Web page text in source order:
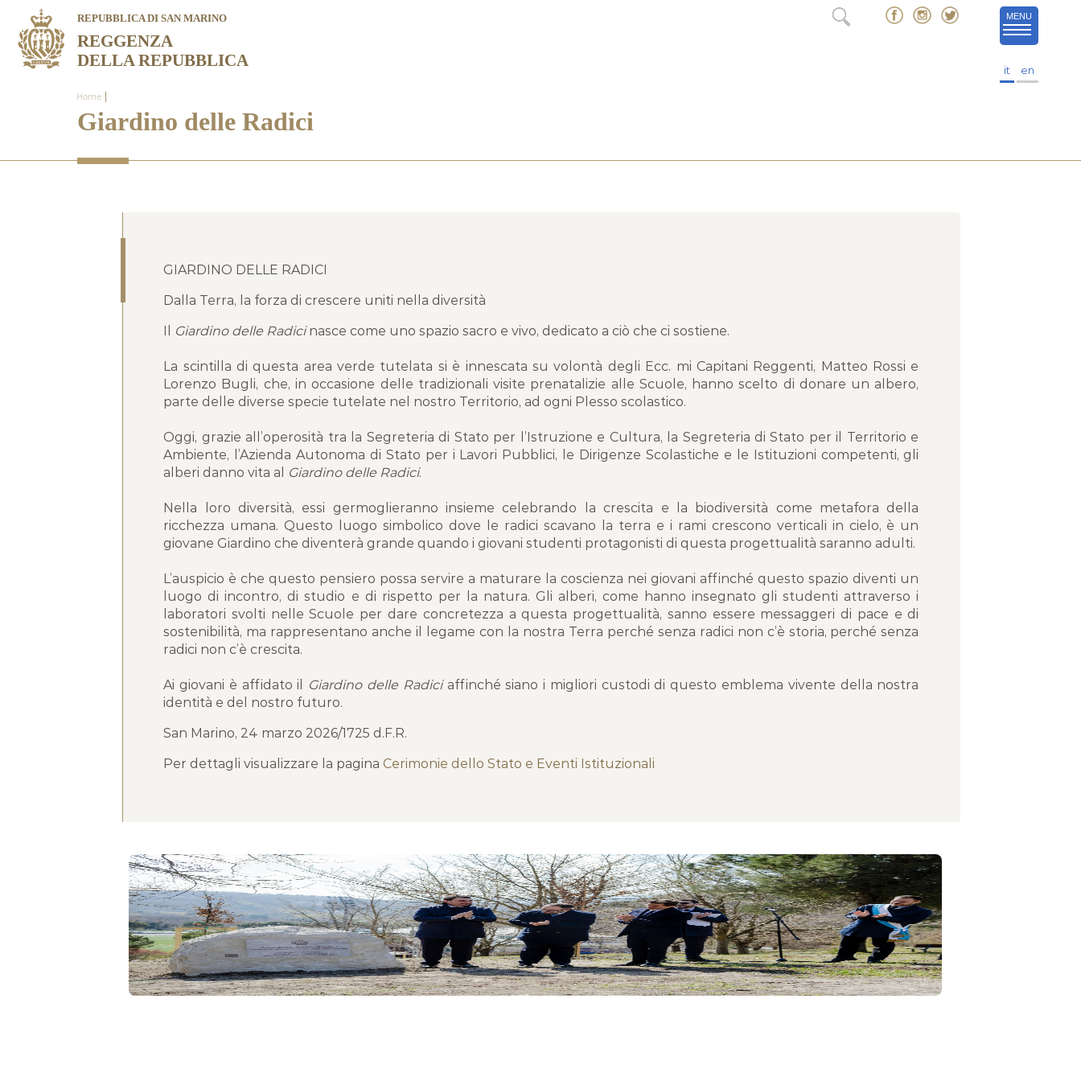
REPUBBLICA DI SAN MARINO
REGGENZA
DELLA REPUBBLICA
MENU
it en
Home
Giardino delle Radici
GIARDINO DELLE RADICI
Dalla Terra, la forza di crescere uniti nella diversità
Il Giardino delle Radicinasce come uno spazio sacro e vivo, dedicato a ciò che ci sostiene.
La scintilla di questa area verde tutelata si è innescata su volontà degli Ecc. mi Capitani Reggenti, Matteo Rossi e
Lorenzo Bugli, che, in occasione delle tradizionali visite prenatalizie alle Scuole, hanno scelto di donare un albero,
parte delle diverse specie tutelate nel nostro Territorio, ad ogni Plesso scolastico.
Oggi, grazie all’operosità tra la Segreteria di Stato per l’Istruzione e Cultura, la Segreteria di Stato per il Territorio e
Ambiente, l’Azienda Autonoma di Stato per i Lavori Pubblici, le Dirigenze Scolastiche e le Istituzioni competenti, gli
alberi danno vita al Giardino delle Radici.
Nella loro diversità, essi germoglieranno insieme celebrando la crescita e la biodiversità come metafora della
ricchezza umana. Questo luogo simbolico dove le radici scavano la terra e i rami crescono verticali in cielo, è un
giovane Giardino che diventerà grande quando i giovani studenti protagonisti di questa progettualità saranno adulti.
L’auspicio è che questo pensiero possa servire a maturare la coscienza nei giovani affinché questo spazio diventi un
luogo di incontro, di studio e di rispetto per la natura. Gli alberi, come hanno insegnato gli studenti attraverso i
laboratori svolti nelle Scuole per dare concretezza a questa progettualità, sanno essere messaggeri di pace e di
sostenibilità, ma rappresentano anche il legame con la nostra Terra perché senza radici non c’è storia, perché senza
radici non c’è crescita.
Ai giovani è affidato il Giardino delle Radiciaffinché siano i migliori custodi di questo emblema vivente della nostra
identità e del nostro futuro.
San Marino, 24 marzo 2026/1725 d.F.R.
Per dettagli visualizzare la pagina Cerimonie dello Stato e Eventi Istituzionali